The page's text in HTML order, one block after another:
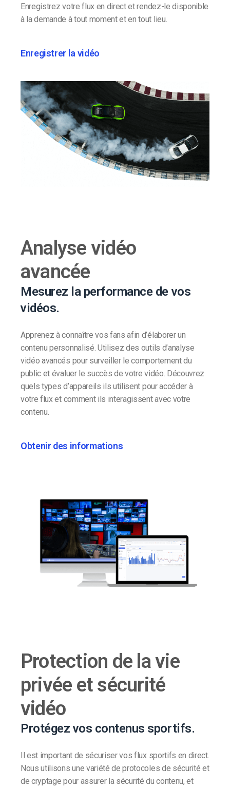
Enregistrez votre flux en direct et rendez-le disponible
à la demande à tout moment et en tout lieu.
Enregistrer la vidéo
Analyse vidéo
avancée
Mesurez la performance de vos
vidéos.
Apprenez à connaître vos fans afin d’élaborer un
contenu personnalisé. Utilisez des outils d’analyse
vidéo avancés pour surveiller le comportement du
public et évaluer le succès de votre vidéo. Découvrez
quels types d’appareils ils utilisent pour accéder à
votre flux et comment ils interagissent avec votre
contenu.
Obtenir des informations
Protection de la vie
privée et sécurité
vidéo
Protégez vos contenus sportifs.
Il est important de sécuriser vos flux sportifs en direct.
Nous utilisons une variété de protocoles de sécurité et
de cryptage pour assurer la sécurité du contenu, et